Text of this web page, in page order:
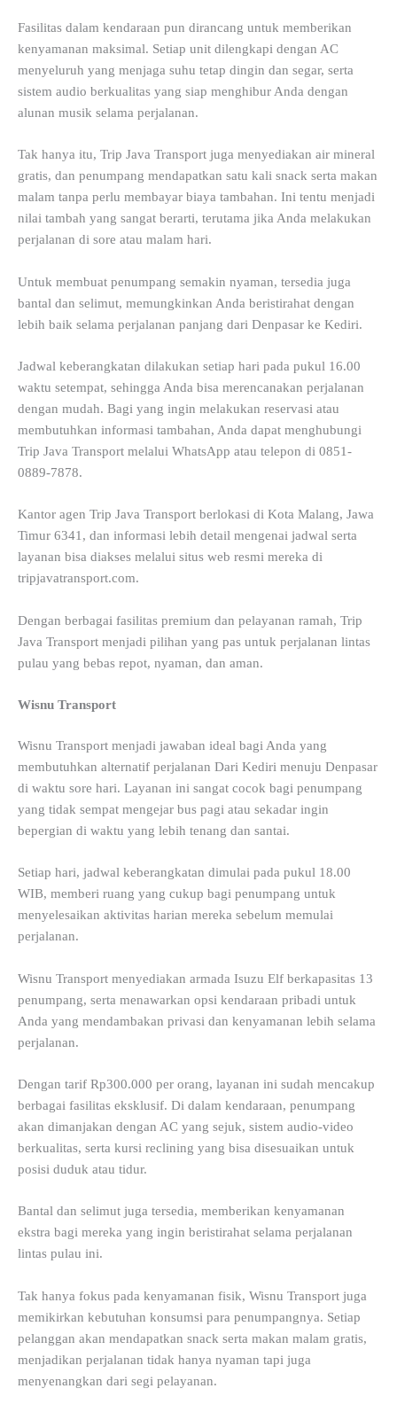
Fasilitas dalam kendaraan pun dirancang untuk memberikan
kenyamanan maksimal. Setiap unit dilengkapi dengan AC
menyeluruh yang menjaga suhu tetap dingin dan segar, serta
sistem audio berkualitas yang siap menghibur Anda dengan
alunan musik selama perjalanan.
Tak hanya itu, Trip Java Transport juga menyediakan air mineral
gratis, dan penumpang mendapatkan satu kali snack serta makan
malam tanpa perlu membayar biaya tambahan. Ini tentu menjadi
nilai tambah yang sangat berarti, terutama jika Anda melakukan
perjalanan di sore atau malam hari.
Untuk membuat penumpang semakin nyaman, tersedia juga
bantal dan selimut, memungkinkan Anda beristirahat dengan
lebih baik selama perjalanan panjang dari Denpasar ke Kediri.
Jadwal keberangkatan dilakukan setiap hari pada pukul 16.00
waktu setempat, sehingga Anda bisa merencanakan perjalanan
dengan mudah. Bagi yang ingin melakukan reservasi atau
membutuhkan informasi tambahan, Anda dapat menghubungi
Trip Java Transport melalui WhatsApp atau telepon di 0851-
0889-7878.
Kantor agen Trip Java Transport berlokasi di Kota Malang, Jawa
Timur 6341, dan informasi lebih detail mengenai jadwal serta
layanan bisa diakses melalui situs web resmi mereka di
tripjavatransport.com.
Dengan berbagai fasilitas premium dan pelayanan ramah, Trip
Java Transport menjadi pilihan yang pas untuk perjalanan lintas
pulau yang bebas repot, nyaman, dan aman.
Wisnu Transport
Wisnu Transport menjadi jawaban ideal bagi Anda yang
membutuhkan alternatif perjalanan Dari Kediri menuju Denpasar
di waktu sore hari. Layanan ini sangat cocok bagi penumpang
yang tidak sempat mengejar bus pagi atau sekadar ingin
bepergian di waktu yang lebih tenang dan santai.
Setiap hari, jadwal keberangkatan dimulai pada pukul 18.00
WIB, memberi ruang yang cukup bagi penumpang untuk
menyelesaikan aktivitas harian mereka sebelum memulai
perjalanan.
Wisnu Transport menyediakan armada Isuzu Elf berkapasitas 13
penumpang, serta menawarkan opsi kendaraan pribadi untuk
Anda yang mendambakan privasi dan kenyamanan lebih selama
perjalanan.
Dengan tarif Rp300.000 per orang, layanan ini sudah mencakup
berbagai fasilitas eksklusif. Di dalam kendaraan, penumpang
akan dimanjakan dengan AC yang sejuk, sistem audio-video
berkualitas, serta kursi reclining yang bisa disesuaikan untuk
posisi duduk atau tidur.
Bantal dan selimut juga tersedia, memberikan kenyamanan
ekstra bagi mereka yang ingin beristirahat selama perjalanan
lintas pulau ini.
Tak hanya fokus pada kenyamanan fisik, Wisnu Transport juga
memikirkan kebutuhan konsumsi para penumpangnya. Setiap
pelanggan akan mendapatkan snack serta makan malam gratis,
menjadikan perjalanan tidak hanya nyaman tapi juga
menyenangkan dari segi pelayanan.